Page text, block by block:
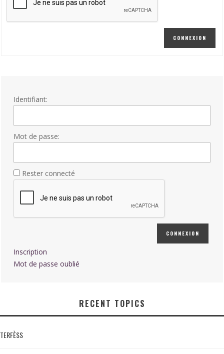
CONNEXION
Identifiant:
Mot de passe:
Rester connecté
CONNEXION
Inscription
Mot de passe oublié
RECENT TOPICS
TERFÈSS